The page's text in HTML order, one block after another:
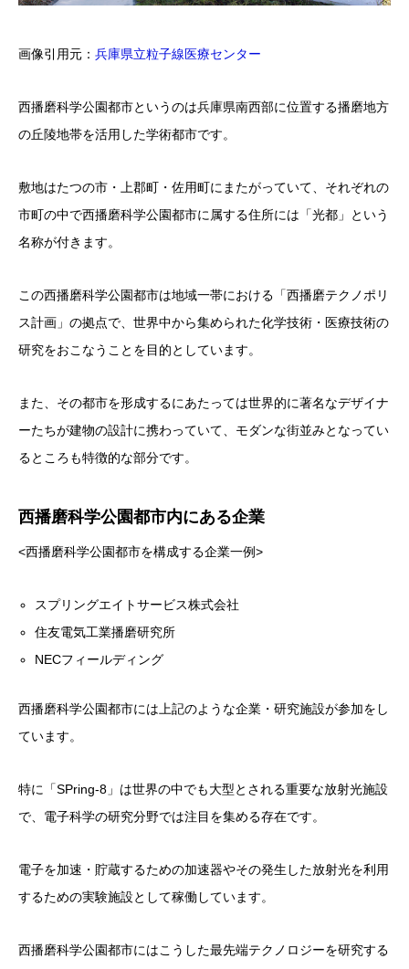
画像引用元： 兵庫県立粒子線医療センター
西播磨科学公園都市というのは兵庫県南西部に位置する播磨地方
の丘陵地帯を活用した学術都市です。
敷地はたつの市・上郡町・佐用町にまたがっていて、それぞれの
市町の中で西播磨科学公園都市に属する住所には「光都」という
名称が付きます。
この西播磨科学公園都市は地域一帯における「西播磨テクノポリ
ス計画」の拠点で、世界中から集められた化学技術・医療技術の
研究をおこなうことを目的としています。
また、その都市を形成するにあたっては世界的に著名なデザイナ
ーたちが建物の設計に携わっていて、モダンな街並みとなってい
るところも特徴的な部分です。
西播磨科学公園都市内にある企業
<西播磨科学公園都市を構成する企業一例>
スプリングエイトサービス株式会社
住友電気工業播磨研究所
NECフィールディング
西播磨科学公園都市には上記のような企業・研究施設が参加をし
ています。
特に「SPring-8」は世界の中でも大型とされる重要な放射光施設
で、電子科学の研究分野では注目を集める存在です。
電子を加速・貯蔵するための加速器やその発生した放射光を利用
するための実験施設として稼働しています。
西播磨科学公園都市にはこうした最先端テクノロジーを研究する